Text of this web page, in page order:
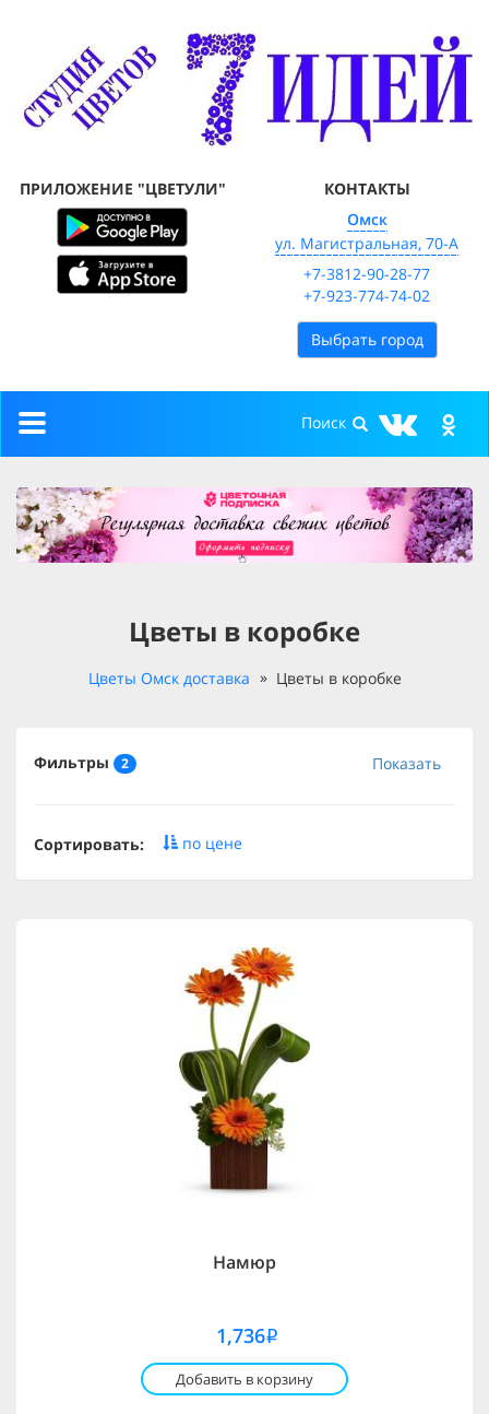
ПРИЛОЖЕНИЕ "ЦВЕТУЛИ"
КОНТАКТЫ
Омск
ул. Магистральная, 70-А
+7-3812-90-28-77
+7-923-774-74-02
Выбрать город
Toggle
Цветы в коробке
Цветы Омск доставка Цветы в коробке
Фильтры 2 Показать
Сортировать: по цене
Намюр
1,736i
Добавить в корзину